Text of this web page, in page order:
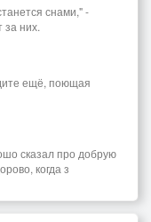
снами," -
за них.
ещё, поющая
сказал про добрую
когда з